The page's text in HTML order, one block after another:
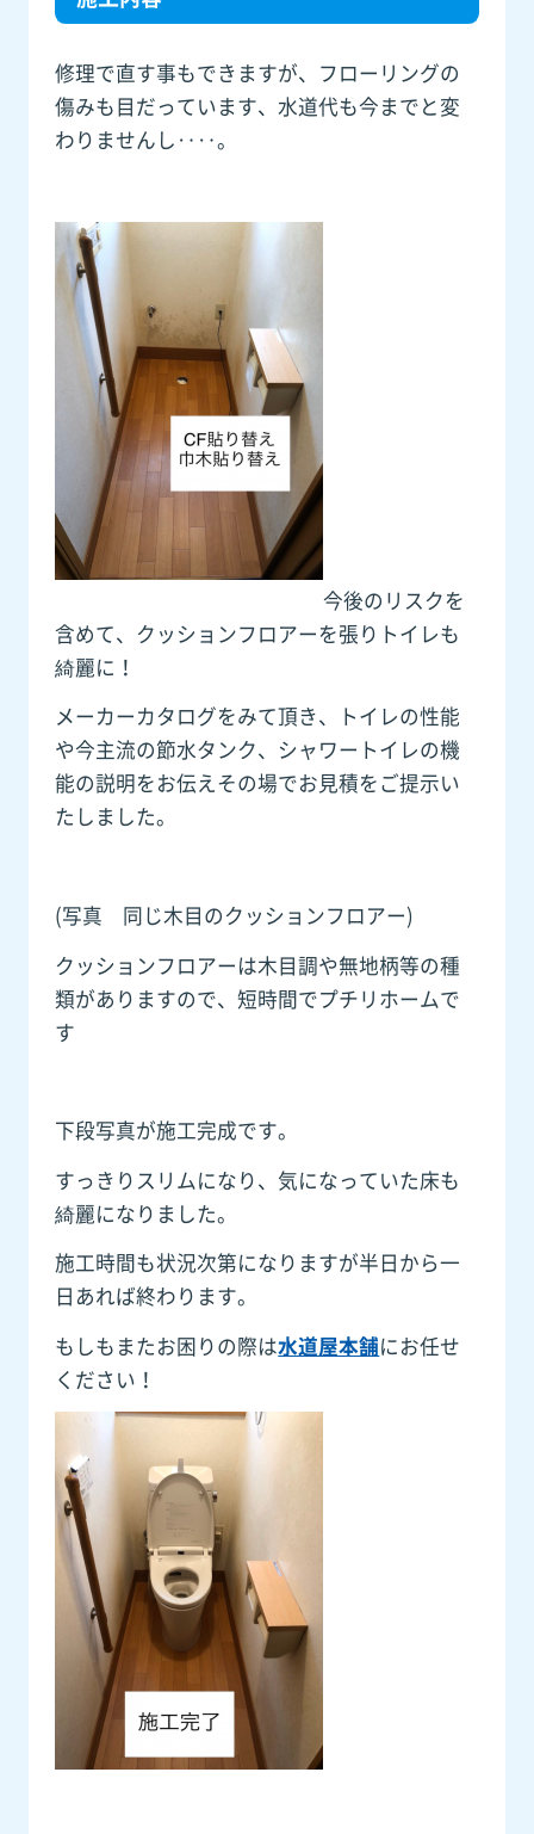
修理で直す事もできますが、フローリングの
傷みも目だっています、水道代も今までと変
わりませんし‥‥。
今後のリスクを
含めて、クッションフロアーを張りトイレも
綺麗に！
メーカーカタログをみて頂き、トイレの性能
や今主流の節水タンク、シャワートイレの機
能の説明をお伝えその場でお見積をご提示い
たしました。
(写真 同じ木目のクッションフロアー)
クッションフロアーは木目調や無地柄等の種
類がありますので、短時間でプチリホームで
す
下段写真が施工完成です。
すっきりスリムになり、気になっていた床も
綺麗になりました。
施工時間も状況次第になりますが半日から一
日あれば終わります。
もしもまたお困りの際は水道屋本舗にお任せ
ください！